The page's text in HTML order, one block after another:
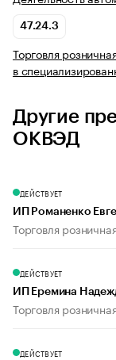
47.24.3
Торговля
в
Другие
ОКВЭД
ДЕЙСТВУЕТ
ИП Романенко
Торговля
ДЕЙСТВУЕТ
ИП Еремина
Торговля
ДЕЙСТВУЕТ